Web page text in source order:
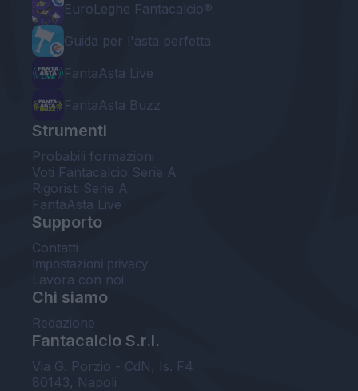
EuroLeghe Fantacalcio®
Guida per l'asta perfetta
FantaAsta Live
FantaAsta Buzz
Strumenti
Probabili formazioni
Voti Fantacalcio Serie A
Rigoristi Serie A
FantaAsta Live
Supporto
Contatti
Impostazioni privacy
Lavora con noi
Chi siamo
Redazione
Fantacalcio S.r.l.
Via G. Porzio - CdN, Is. F4
80143, Napoli